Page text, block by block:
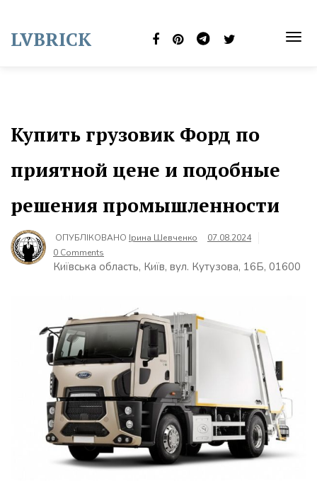
content
LVBRICK
Купить грузовик Форд по
приятной цене и подобные
решения промышленности
ОПУБЛІКОВАНО Ірина Шевченко
07.08.2024
0 Comments
Київська область, Київ, вул. Кутузова, 16Б, 01600